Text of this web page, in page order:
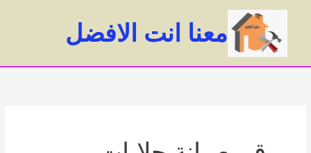
المحتوى
معنا انت الافضل